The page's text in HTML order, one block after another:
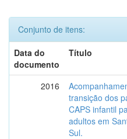
Conjunto de itens:
Data do
documento
Título
2016
transição dos
CAPS infantil
adultos em
Sul.